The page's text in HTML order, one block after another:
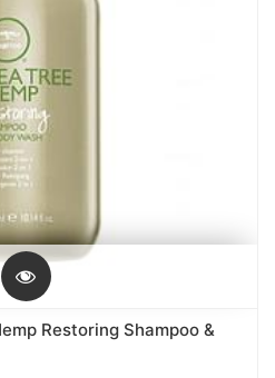
Restoring Shampoo &